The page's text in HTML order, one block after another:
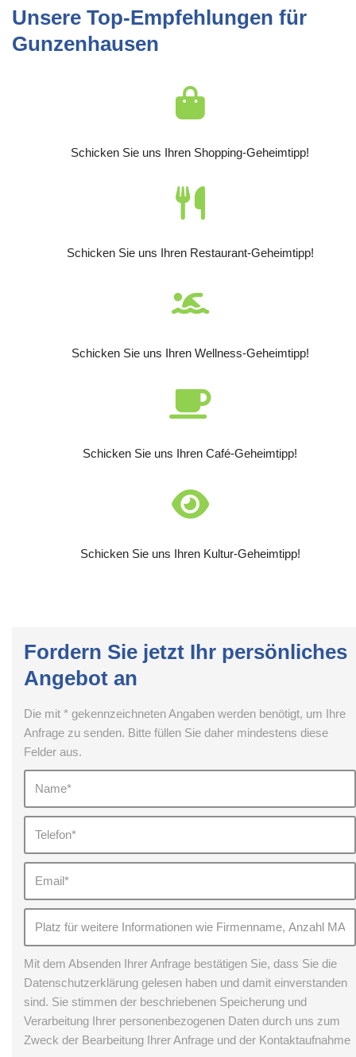
Unsere Top-Empfehlungen für
Gunzenhausen
Schicken Sie uns Ihren Shopping-Geheimtipp!
Schicken Sie uns Ihren Restaurant-Geheimtipp!
Schicken Sie uns Ihren Wellness-Geheimtipp!
Schicken Sie uns Ihren Café-Geheimtipp!
Schicken Sie uns Ihren Kultur-Geheimtipp!
Fordern Sie jetzt Ihr persönliches
Angebot an
Die mit * gekennzeichneten Angaben werden benötigt, um Ihre
Anfrage zu senden. Bitte füllen Sie daher mindestens diese
Felder aus.
Mit dem Absenden Ihrer Anfrage bestätigen Sie, dass Sie die
Datenschutzerklärung gelesen haben und damit einverstanden
sind. Sie stimmen der beschriebenen Speicherung und
Verarbeitung Ihrer personenbezogenen Daten durch uns zum
Zweck der Bearbeitung Ihrer Anfrage und der Kontaktaufnahme